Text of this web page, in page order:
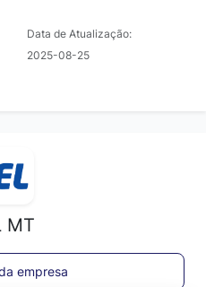
Data de Atualização:
2025-08-25
MT
empresa